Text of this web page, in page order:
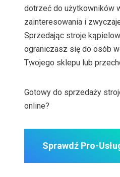
dotrzeć do użytkowników
zainteresowania i
Sprzedając stroje
ograniczasz się do osób
Twojego sklepu lub
Gotowy do sprzedaży
online?
Sprawdź Pro-